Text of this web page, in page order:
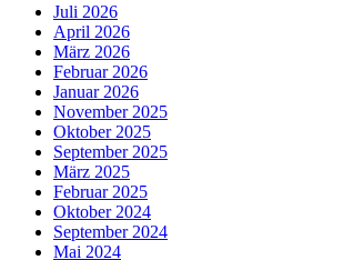
Juli 2026
April 2026
März 2026
Februar 2026
Januar 2026
November 2025
Oktober 2025
September 2025
März 2025
Februar 2025
Oktober 2024
September 2024
Mai 2024